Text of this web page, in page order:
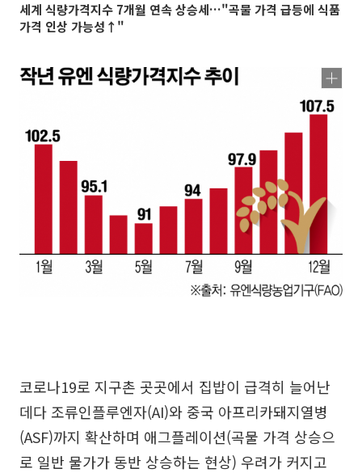
세계 식량가격지수 7개월 연속 상승세…"곡물 가격 급등에 식품
가격 인상 가능성↑"
코로나19로 지구촌 곳곳에서 집밥이 급격히 늘어난
데다 조류인플루엔자(AI)와 중국 아프리카돼지열병
(ASF)까지 확산하며 애그플레이션(곡물 가격 상승으
로 일반 물가가 동반 상승하는 현상) 우려가 커지고